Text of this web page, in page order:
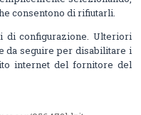
consentono di rifiutarli.
di configurazione. Ulteriori
seguire per disabilitare i
internet del fornitore del